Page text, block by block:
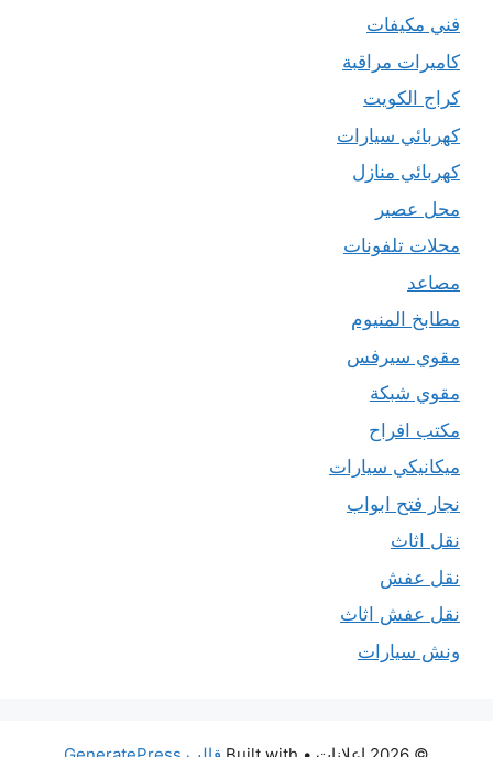
فني مكيفات
كاميرات مراقبة
كراج الكويت
كهربائي سيارات
كهربائي منازل
محل عصير
محلات تلفونات
مصاعد
مطابخ المنيوم
مقوي سيرفس
مقوي شبكة
مكتب افراح
ميكانيكي سيارات
نجار فتح ابواب
نقل اثاث
نقل عفش
نقل عفش اثاث
ونش سيارات